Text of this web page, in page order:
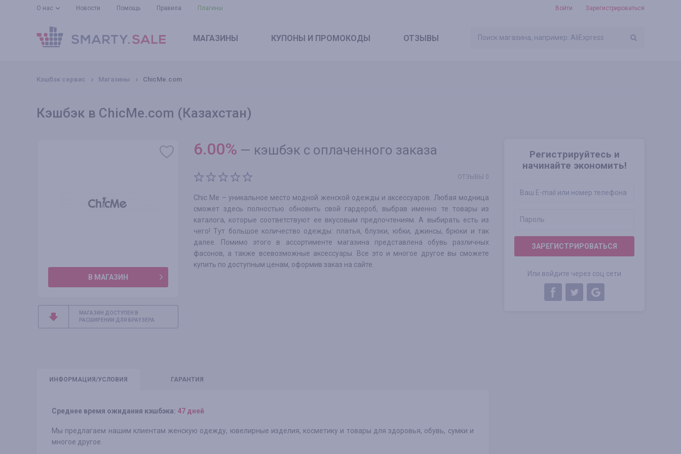
О нас Новости Помощь Правила Плагины Войти Зарегистрироваться
МАГАЗИНЫ КУПОНЫ И ПРОМОКОДЫ ОТЗЫВЫ
Кэшбэк сервис Магазины ChicMe.com
Кэшбэк в ChicMe.com (Казахстан)
Регистрируйтесь и
начинайте экономить!
ЗАРЕГИСТРИРОВАТЬСЯ
Или войдите через соц сети
В МАГАЗИН
МАГАЗИН ДОСТУПЕН В
РАСШИРЕНИИ ДЛЯ БРАУЗЕРА
6.00% — кэшбэк с оплаченного заказа
ОТЗЫВЫ 0
Chic Me – уникальное место модной женской одежды и аксессуаров. Любая модница
сможет здесь полностью обновить свой гардероб, выбрав именно те товары из
каталога, которые соответствуют ее вкусовым предпочтениям. А выбирать есть из
чего! Тут большое количество одежды: платья, блузки, юбки, джинсы, брюки и так
далее. Помимо этого в ассортименте магазина представлена обувь различных
фасонов, а также всевозможные аксессуары. Все это и многое другое вы сможете
купить по доступным ценам, оформив заказ на сайте.
ИНФО РМАЦИЯ/УСЛОВИЯ ГАРАНТИЯ
Среднее время ожидания кэшбэка: 47 дней
Мы предлагаем нашим клиентам женскую одежду, ювелирные изделия, косметику и товары для здоровья, обувь, сумки и
многое другое.